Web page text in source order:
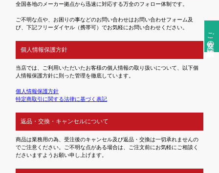
ご注文前の確認事項
全国各地のメーカー拠点から迅速に対応する万全のフォロー体制です。
ご不明な点や、お困りの事などのお問い合わせはお問い合わせフォーム及
び、下記フリーダイヤル（携帯可）でお気軽にお問い合わせください。
個人情報保護方針
当店では、ご利用いただいたお客様の個人情報の取り扱いについて、以下個
人情報保護方針に則った管理を徹底しています。
個人情報保護方針
特定商取引に関する法律に基づく表記
返品・交換・キャンセルについて
商品は業務用の為、受注後のキャンセル及び返品・交換は一切承れませんの
でご注意ください。ご不明な点がある場合は、ご注文前にお気軽にご相談く
ださいますようお願い申し上げます。